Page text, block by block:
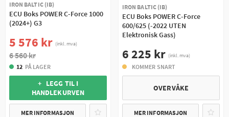
IRON BALTIC (IB)
ECU Boks POWER C-Force 1000
(2024+) G3
5 576 kr (inkl. mva)
6 560 kr
12 PÅ LAGER
+ LEGG TIL I
HANDLEKURVEN
MER INFORMASJON
IRON BALTIC (IB)
ECU Boks POWER C-Force
600/625 (-2022 UTEN
Elektronisk Gass)
6 225 kr (inkl. mva)
KOMMER SNART
OVERVÅKE
MER INFORMASJON